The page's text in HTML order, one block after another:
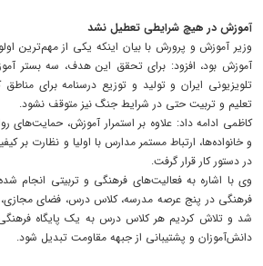
آموزش در هیچ شرایطی تعطیل نشد
وزیر آموزش و پرورش با بیان اینکه یکی از مهم‌ترین
آموزش بود، افزود: برای تحقق این هدف، سه بستر
تلویزیونی ایران و تولید و توزیع درسنامه برای مناطق
تعلیم و تربیت حتی در شرایط جنگ نیز متوقف نشود.
کاظمی ادامه داد: علاوه بر استمرار آموزش، حمایت‌های
و خانواده‌ها، ارتباط مستمر مدارس با اولیا و نظارت بر
در دستور کار قرار گرفت.
وی با اشاره به فعالیت‌های فرهنگی و تربیتی انجام
فرهنگی در پنج عرصه مدرسه، کلاس درس، فضای مجازی،
شد و تلاش کردیم هر کلاس درس به یک پایگاه
دانش‌آموزان و پشتیبانی از جبهه مقاومت تبدیل شود.